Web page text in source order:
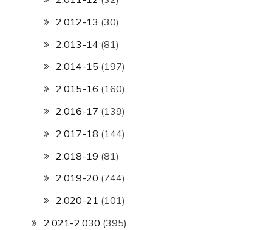
2.012-13 (30)
2.013-14 (81)
2.014-15 (197)
2.015-16 (160)
2.016-17 (139)
2.017-18 (144)
2.018-19 (81)
2.019-20 (744)
2.020-21 (101)
2.021-2.030 (395)